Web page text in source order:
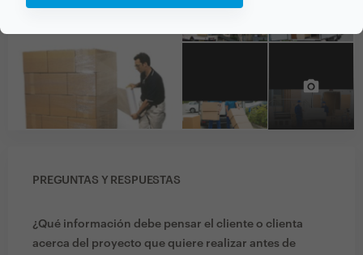
PREGUNTAS Y RESPUESTAS
¿Qué información debe pensar el cliente o clienta
acerca del proyecto que quiere realizar antes de